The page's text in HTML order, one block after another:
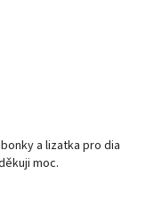
a lizatka pro dia
moc.